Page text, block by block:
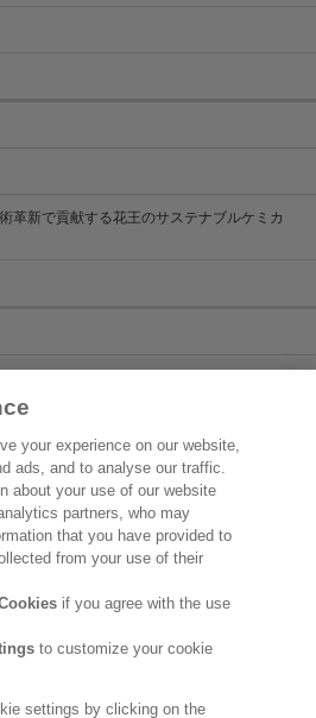
革新で貢献する花王のサステナブルケミカ
情報保護方針
個人情報の利用目的
your experience on our website,
ads, and to analyse our traffic.
about your use of our website
partners, who may
that you have provided to
from your use of their
if you agree with the use
to customize your cookie
settings by clicking on the